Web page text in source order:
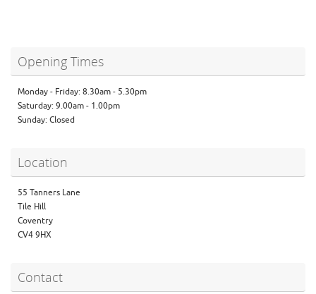
Opening Times
Monday - Friday: 8.30am - 5.30pm
Saturday: 9.00am - 1.00pm
Sunday: Closed
Location
55 Tanners Lane
Tile Hill
Coventry
CV4 9HX
Contact